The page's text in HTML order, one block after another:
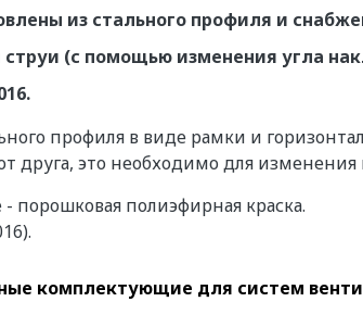
из стального профиля и
струи (с помощью изменения угла
профиля в виде рамки и
друга, это необходимо для изменения
полиэфирная краска.
комплектующие для систем